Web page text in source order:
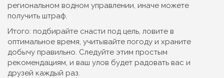
региональном водном управлении, иначе можете
получить штраф.
Итого: подбирайте снасти под цель, ловите в
оптимальное время, учитывайте погоду и храните
добычу правильно. Следуйте этим простым
рекомендациям, и ваш улов будет радовать вас и
друзей каждый раз.